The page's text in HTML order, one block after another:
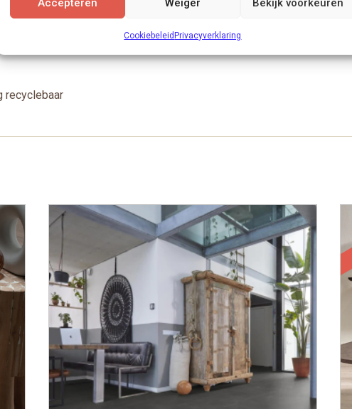
Cookiebeleid Privacyverklaring
de 4 kleuren? We zien je graag in de showroom en kunnen dan
recyclebaar